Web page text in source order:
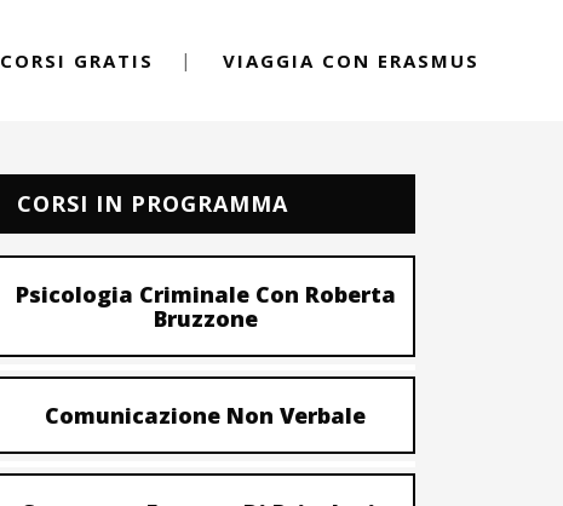
CORSI GRATIS VIAGGIA CON ERASMUS
CORSI IN PROGRAMMA
Psicologia Criminale Con Roberta
Bruzzone
Comunicazione Non Verbale